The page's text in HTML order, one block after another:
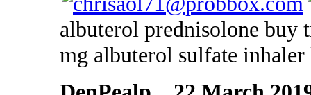
albuterol prednisolone buy
mg albuterol sulfate